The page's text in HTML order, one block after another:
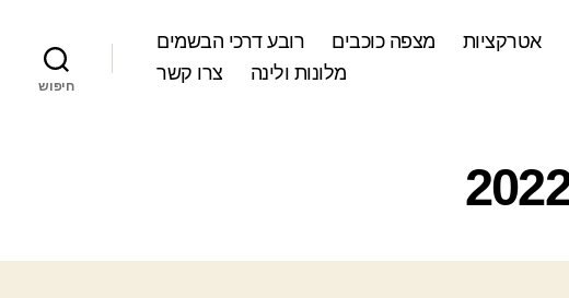
אטרקציות מצפה כוכבים
רובע דרכי הבשמים
מלונות ולינה
צרו קשר
חיפוש